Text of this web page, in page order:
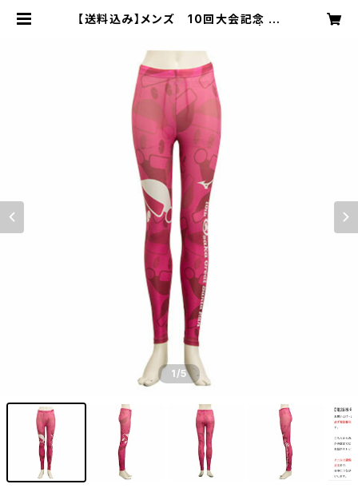
【送料込み】メンズ 10回大会記念 オ
プレゼント工房
1/5